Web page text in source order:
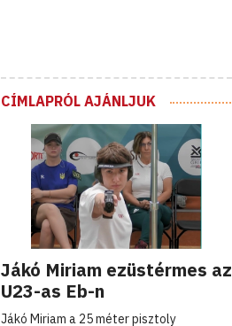
CÍMLAPRÓL AJÁNLJUK
Jákó Miriam ezüstérmes az
U23-as Eb-n
Jákó Miriam a 25 méter pisztoly